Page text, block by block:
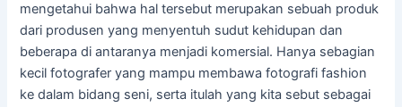
mengetahui bahwa hal tersebut merupakan sebuah produk
dari produsen yang menyentuh sudut kehidupan dan
beberapa di antaranya menjadi komersial. Hanya sebagian
kecil fotografer yang mampu membawa fotografi fashion
ke dalam bidang seni, serta itulah yang kita sebut sebagai